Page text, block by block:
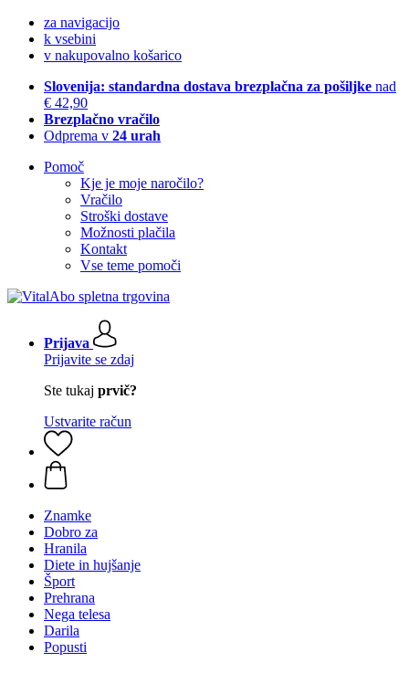
za navigacijo
k vsebini
v nakupovalno košarico
Slovenija: standardna dostava brezplačna za pošiljke nad
€ 42,90
Brezplačno vračilo
Odprema v 24 urah
Pomoč
Kje je moje naročilo?
Vračilo
Stroški dostave
Možnosti plačila
Kontakt
Vse teme pomoči
Prijava
Prijavite se zdaj
Ste tukaj prvič?
Ustvarite račun
Znamke
Dobro za
Hranila
Diete in hujšanje
Šport
Prehrana
Nega telesa
Darila
Popusti